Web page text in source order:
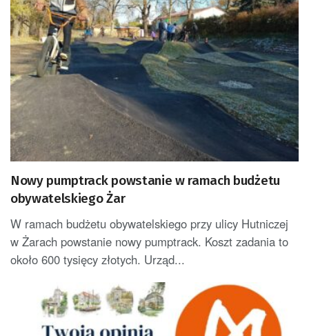
Nowy pumptrack powstanie w ramach budżetu
obywatelskiego Żar
W ramach budżetu obywatelskiego przy ulicy Hutniczej
w Żarach powstanie nowy pumptrack. Koszt zadania to
około 600 tysięcy złotych. Urząd...